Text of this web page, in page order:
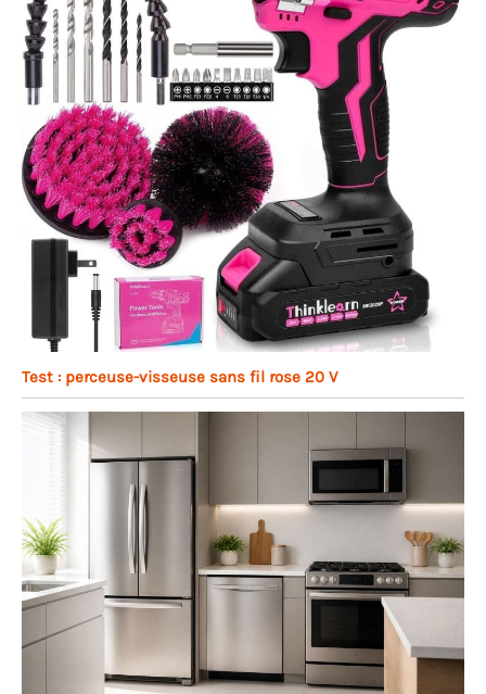
Test : perceuse-visseuse sans fil rose 20 V